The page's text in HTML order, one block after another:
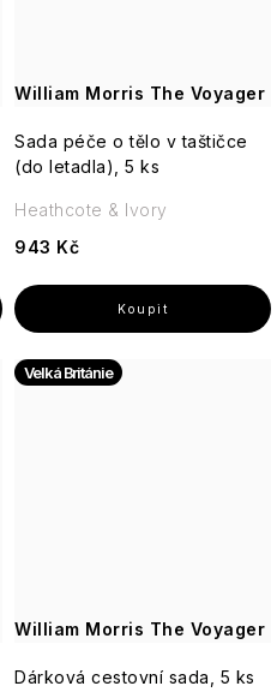
William Morris The Voyager
Sada péče o tělo v taštičce
(do letadla), 5 ks
943 Kč
Heathcote & Ivory
William Morris The Voyager
Velká Británie
Dárková cestovní sada, 5 ks